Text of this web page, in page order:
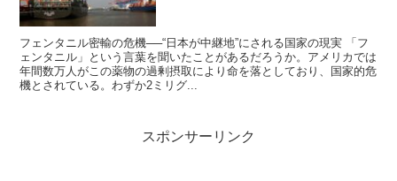
フェンタニル密輸の危機──“日本が中継地”にされる国家の現実 「フ
ェンタニル」という言葉を聞いたことがあるだろうか。アメリカでは
年間数万人がこの薬物の過剰摂取により命を落としており、国家的危
機とされている。わずか2ミリグ...
スポンサーリンク